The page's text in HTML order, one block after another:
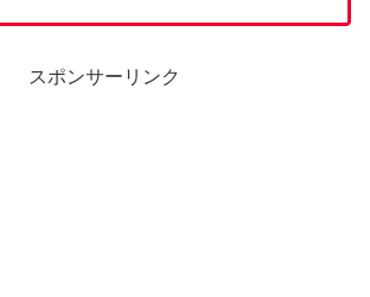
スポンサーリンク